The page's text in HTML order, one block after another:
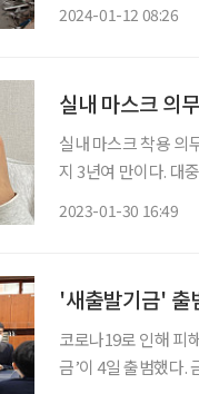
2024-01-12 08:26
실내 마스크 의
실내 마스크 착용 의
지 3년여 만이다. 대
2023-01-30 16:49
'새출발기금' 출
코로나19로 인해 피
금’이 4일 출범했다. 금융위원회와 한국자산관리공사(캠코)가 이날 서울 강남구 캠코 양재타